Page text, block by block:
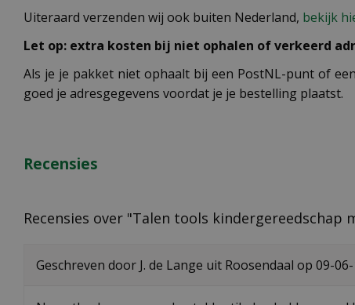
Uiteraard verzenden wij ook buiten Nederland, bekijk
Let op: extra kosten bij niet ophalen of verkeerd
Als je je pakket niet ophaalt bij een PostNL-punt of
goed je adresgegevens voordat je je bestelling plaatst.
Recensies
Recensies over "Talen tools
Geschreven door J. de Lange uit Roosendaal op 09-